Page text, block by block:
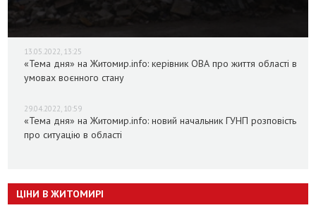
13.05.2022, 13:25
«Тема дня» на Житомир.info: керівник ОВА про життя області в
умовах воєнного стану
29.04.2022, 10:59
«Тема дня» на Житомир.info: новий начальник ГУНП розповість
про ситуацію в області
ЦІНИ В ЖИТОМИРІ